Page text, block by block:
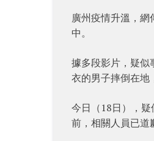
廣州疫情升溫，
中。
據多段影片，疑似
衣的男子摔倒在地
今日（18日），
前，相關人員已道